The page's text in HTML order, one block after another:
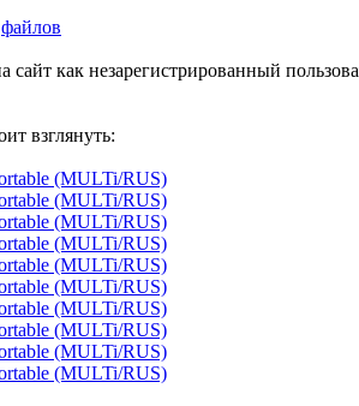
файлов
как незарегистрированный
взглянуть:
(MULTi/RUS)
(MULTi/RUS)
(MULTi/RUS)
(MULTi/RUS)
(MULTi/RUS)
(MULTi/RUS)
(MULTi/RUS)
(MULTi/RUS)
(MULTi/RUS)
(MULTi/RUS)